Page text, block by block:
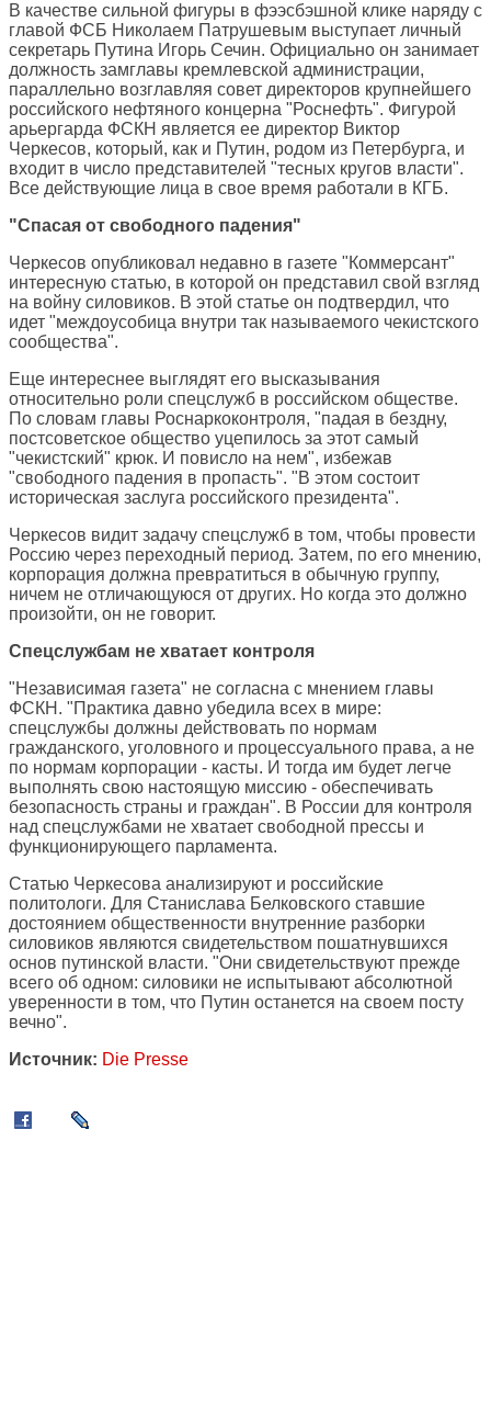
В качестве сильной фигуры в фээсбэшной клике наряду с
главой ФСБ Николаем Патрушевым выступает личный
секретарь Путина Игорь Сечин. Официально он занимает
должность замглавы кремлевской администрации,
параллельно возглавляя совет директоров крупнейшего
российского нефтяного концерна "Роснефть". Фигурой
арьергарда ФСКН является ее директор Виктор
Черкесов, который, как и Путин, родом из Петербурга, и
входит в число представителей "тесных кругов власти".
Все действующие лица в свое время работали в КГБ.
"Спасая от свободного падения"
Черкесов опубликовал недавно в газете "Коммерсант"
интересную статью, в которой он представил свой взгляд
на войну силовиков. В этой статье он подтвердил, что
идет "междоусобица внутри так называемого чекистского
сообщества".
Еще интереснее выглядят его высказывания
относительно роли спецслужб в российском обществе.
По словам главы Роснаркоконтроля, "падая в бездну,
постсоветское общество уцепилось за этот самый
"чекистский" крюк. И повисло на нем", избежав
"свободного падения в пропасть". "В этом состоит
историческая заслуга российского президента".
Черкесов видит задачу спецслужб в том, чтобы провести
Россию через переходный период. Затем, по его мнению,
корпорация должна превратиться в обычную группу,
ничем не отличающуюся от других. Но когда это должно
произойти, он не говорит.
Спецслужбам не хватает контроля
"Независимая газета" не согласна с мнением главы
ФСКН. "Практика давно убедила всех в мире:
спецслужбы должны действовать по нормам
гражданского, уголовного и процессуального права, а не
по нормам корпорации - касты. И тогда им будет легче
выполнять свою настоящую миссию - обеспечивать
безопасность страны и граждан". В России для контроля
над спецслужбами не хватает свободной прессы и
функционирующего парламента.
Статью Черкесова анализируют и российские
политологи. Для Станислава Белковского ставшие
достоянием общественности внутренние разборки
силовиков являются свидетельством пошатнувшихся
основ путинской власти. "Они свидетельствуют прежде
всего об одном: силовики не испытывают абсолютной
уверенности в том, что Путин останется на своем посту
вечно".
Источник: Die Presse